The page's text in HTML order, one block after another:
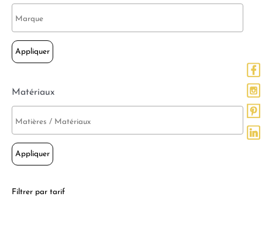
Appliquer
Matériaux
Appliquer
Filtrer par tarif